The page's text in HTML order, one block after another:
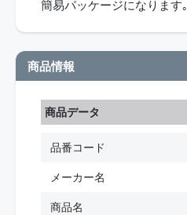
簡易パッケージになります｡
商品情報
商品データ
品番コード
メーカー名
商品名